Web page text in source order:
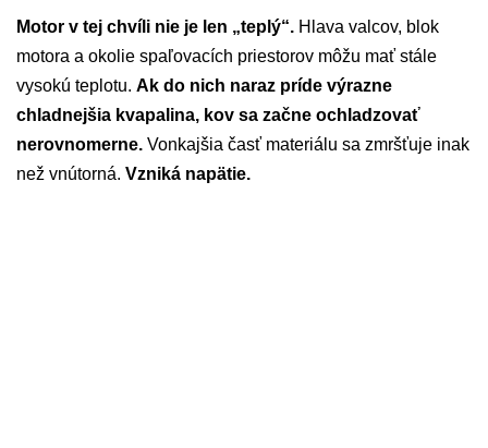
Motor v tej chvíli nie je len „teplý“. Hlava valcov, blok
motora a okolie spaľovacích priestorov môžu mať stále
vysokú teplotu. Ak do nich naraz príde výrazne
chladnejšia kvapalina, kov sa začne ochladzovať
nerovnomerne. Vonkajšia časť materiálu sa zmršťuje inak
než vnútorná. Vzniká napätie.